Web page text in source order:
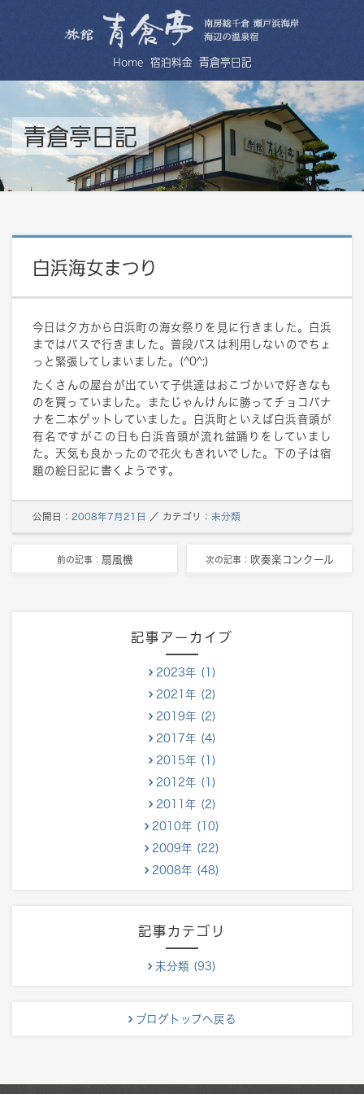
Home 宿泊料金 青倉亭日記
青倉亭日記
白浜海女まつり
今日は夕方から白浜町の海女祭りを見に行きました。白浜
まではバスで行きました。普段バスは利用しないのでちょ
っと緊張してしまいました。(^0^;)
たくさんの屋台が出ていて子供達はおこづかいで好きなも
のを買っていました。またじゃんけんに勝ってチョコバナ
ナを二本ゲットしていました。白浜町といえば白浜音頭が
有名ですがこの日も白浜音頭が流れ盆踊りをしていまし
た。天気も良かったので花火もきれいでした。下の子は宿
題の絵日記に書くようです。
公開日： 2008年7月21日 ／ カテゴリ： 未分類
前の記事： 扇風機 次の記事： 吹奏楽コンクール
記事アーカイブ
2023年 (1)
2021年 (2)
2019年 (2)
2017年 (4)
2015年 (1)
2012年 (1)
2011年 (2)
2010年 (10)
2009年 (22)
2008年 (48)
記事カテゴリ
未分類 (93)
ブログトップへ戻る